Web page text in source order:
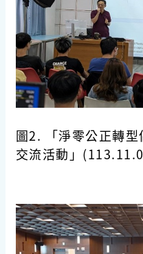
圖2. 「淨零公正轉
交流活動」